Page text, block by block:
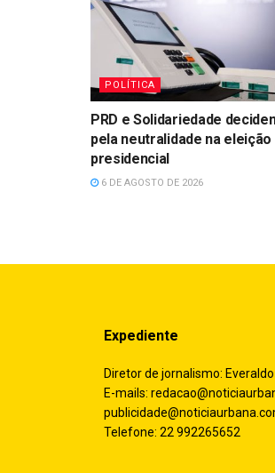
POLÍTICA
PRD e Solidariedade
pela neutralidade na eleição
presidencial
6 DE AGOSTO DE 2026
Expediente
Diretor de jornalismo: Everaldo
E-mails:
Telefone: 22 992265652